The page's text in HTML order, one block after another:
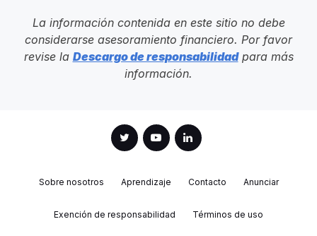
La información contenida en este sitio no debe
considerarse asesoramiento financiero. Por favor
revise la Descargo de responsabilidadpara más
información.
Sobre nosotros Aprendizaje Contacto Anunciar
Exención de responsabilidad Términos de uso